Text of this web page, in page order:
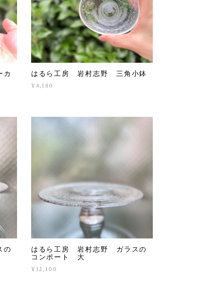
はるら工房 岩村志野 三角小鉢
¥4,180
の
はるら工房 岩村志野 ガラスの
コンポート 大
¥12,100